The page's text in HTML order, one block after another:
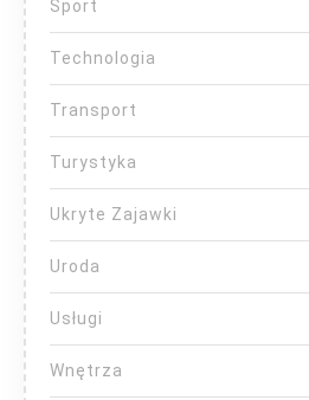
Sport
Technologia
Transport
Turystyka
Ukryte Zajawki
Uroda
Usługi
Wnętrza